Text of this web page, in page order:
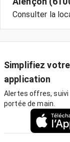
Consulter la
Simplifiez
application
Alertes offres,
portée de main.